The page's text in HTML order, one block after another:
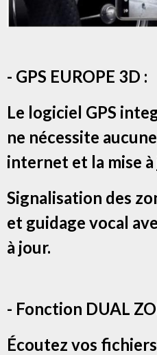
- GPS EUROPE 3D :
Le logiciel GPS
ne nécessite
internet et la mise
Signalisation des
et guidage vocal
à jour.
- Fonction DUAL
Écoutez vos